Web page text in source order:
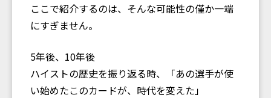
ここで紹介するのは、そんな可能性の僅か一端
にすぎません。
5年後、10年後――
ハイストの歴史を振り返る時、「あの選手が使
い始めたこのカードが、時代を変えた」